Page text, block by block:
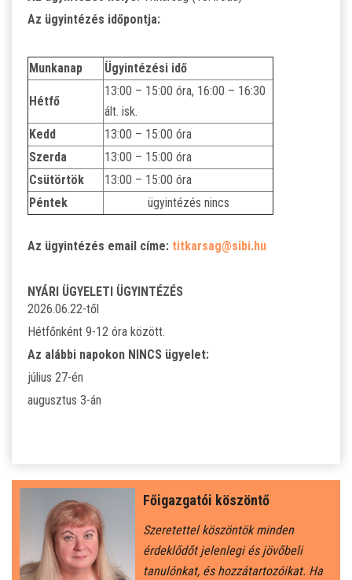
TANULÓINKNAK
ÁLTALÁNOS ISKOLÁSOKNAK
SZÜLŐKNEK
PEDAGÓGUSOK ELÉRHETŐSÉGE
ÉTKEZÉS
KORONAVÍRUS
ÁLTALÁNOS ISKOLAI OKTATÁS
KÖZÉPFOKÚ OKTATÁS
SZAKMAI KÖZÉPFOKÚ OKTATÁS
FELNŐTTOKTATÁS: ESTI GIMNÁZIUM
Főigazgatói köszöntő
Szeretettel köszöntök minden
érdeklődőt jelenlegi és jövőbeli
tanulónkat, és hozzátartozóikat. Ha
Az ügyintézés időpontja:
Munkanap Ügyintézési idő
Hétfő
13:00 – 15:00 óra, 16:00 – 16:30
ált. isk.
Kedd
13:00 – 15:00 óra
Szerda
13:00 – 15:00 óra
Csütörtök
13:00 – 15:00 óra
Péntek
ügyintézés nincs
Az ügyintézés email címe: titkarsag@sibi.hu
NYÁRI ÜGYELETI ÜGYINTÉZÉS
2026.06.22-től
Hétfőnként 9-12 óra között.
Az alábbi napokon NINCS ügyelet:
július 27-én
augusztus 3-án